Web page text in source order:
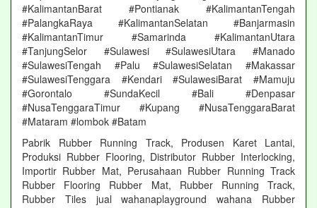
#KalimantanBarat #Pontianak #KalimantanTengah
#PalangkaRaya #KalimantanSelatan #Banjarmasin
#KalimantanTimur #Samarinda #KalimantanUtara
#TanjungSelor #Sulawesi #SulawesiUtara #Manado
#SulawesiTengah #Palu #SulawesiSelatan #Makassar
#SulawesiTenggara #Kendari #SulawesiBarat #Mamuju
#Gorontalo #SundaKecil #Bali #Denpasar
#NusaTenggaraTimur #Kupang #NusaTenggaraBarat
#Mataram #lombok #Batam
Pabrik Rubber Running Track, Produsen Karet Lantai,
Produksi Rubber Flooring, Distributor Rubber Interlocking,
Importir Rubber Mat, Perusahaan Rubber Running Track
Rubber Flooring Rubber Mat, Rubber Running Track,
Rubber Tiles jual wahanaplayground wahana Rubber